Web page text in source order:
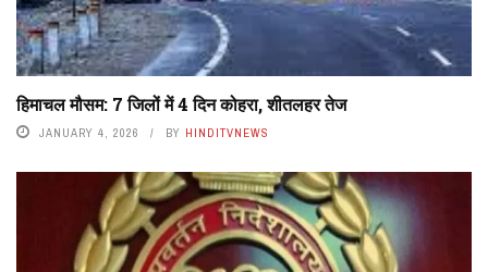
हिमाचल मौसम: 7 जिलों में 4 दिन कोहरा, शीतलहर तेज
JANUARY 4, 2026 BY HINDITVNEWS